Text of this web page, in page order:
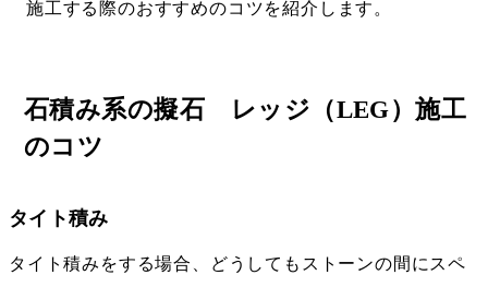
施工する際のおすすめのコツを紹介します。
石積み系の擬石 レッジ（LEG）施工
のコツ
タイト積み
タイト積みをする場合、どうしてもストーンの間にスペ